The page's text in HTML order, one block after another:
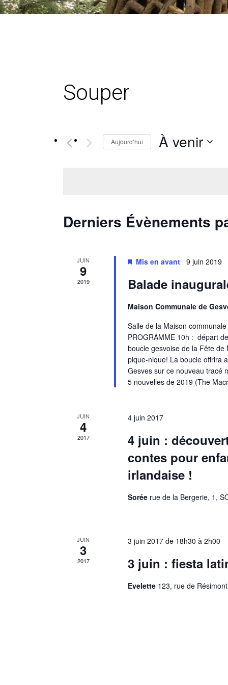
Souper
Aujourd’hui À venir
Derniers Évènements
JUIN
9
2019
Mis en avant 9 juin 2019
Balade
Maison Communale de
Salle de la Maison
PROGRAMME 10h : départ
boucle gesvoise de la Fête
pique-nique! La boucle offrira
Gesves sur ce nouveau tracé
5 nouvelles de 2019 (The
JUIN
4
2017
4 juin 2017
4 juin :
contes pour
irlandaise !
Sorée rue de la Bergerie, 1,
JUIN
3
2017
3 juin 2017 de 18h30 à2h00
3 juin : fiesta
Evelette 123, rue de